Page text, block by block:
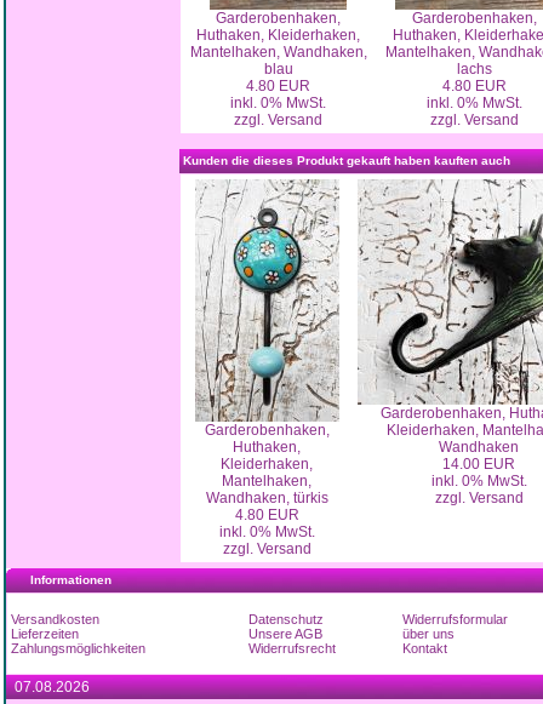
Garderobenhaken,
Huthaken, Kleiderhaken,
Mantelhaken, Wandhaken,
blau
4.80 EUR
inkl. 0% MwSt.
zzgl. Versand
Garderobenhaken,
Huthaken,
Mantelhaken,
lachs
4.80 EUR
inkl. 0% MwSt.
zzgl. Versand
Kunden die dieses Produkt gekauft haben kauften auch
Garderobenhaken,
Huthaken,
Kleiderhaken,
Mantelhaken,
Wandhaken, türkis
4.80 EUR
inkl. 0% MwSt.
zzgl. Versand
Garderobenhaken,
Kleiderhaken,
Wandhaken
14.00 EUR
inkl. 0% MwSt.
zzgl. Versand
Informationen
Versandkosten
Lieferzeiten
Zahlungsmöglichkeiten
Datenschutz
Unsere AGB
Widerrufsrecht
Widerrufsformular
über uns
Kontakt
07.08.2026